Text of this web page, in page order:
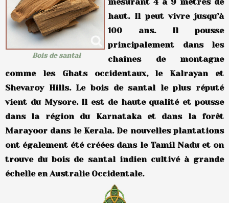
Bois de santal
haut. Il peut vivre jusqu’à
100 ans. Il pousse
principalement dans les
chaînes de montagne
comme les Ghats occidentaux, le Kalrayan et
Shevaroy Hills. Le bois de santal le plus réputé
vient du Mysore. Il est de haute qualité et pousse
dans la région du Karnataka et dans la forêt
Marayoor dans le Kerala. De nouvelles plantations
ont également été créées dans le Tamil Nadu et on
trouve du bois de santal indien cultivé à grande
échelle en Australie Occidentale.